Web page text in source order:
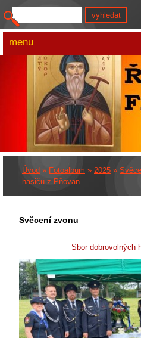
Úvod » Fotoalbum » 2025 »
hasičů z Pňovan
Svěcení zvonu
Sbor dobrovolných
menu